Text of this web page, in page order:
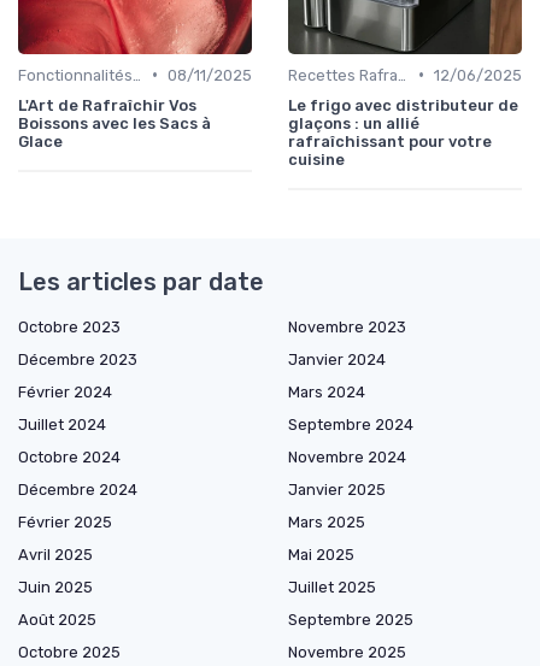
• 08/11/2025
L'Art de Rafraîchir Vos
Boissons avec les Sacs à
Glace
• 12/06/2025
Le frigo avec distributeur de
glaçons : un allié
rafraîchissant pour votre
cuisine
Les articles par date
Octobre 2023
Novembre 2023
Décembre 2023
Janvier 2024
Février 2024
Mars 2024
Juillet 2024
Septembre 2024
Octobre 2024
Novembre 2024
Décembre 2024
Janvier 2025
Février 2025
Mars 2025
Avril 2025
Mai 2025
Juin 2025
Juillet 2025
Août 2025
Septembre 2025
Octobre 2025
Novembre 2025